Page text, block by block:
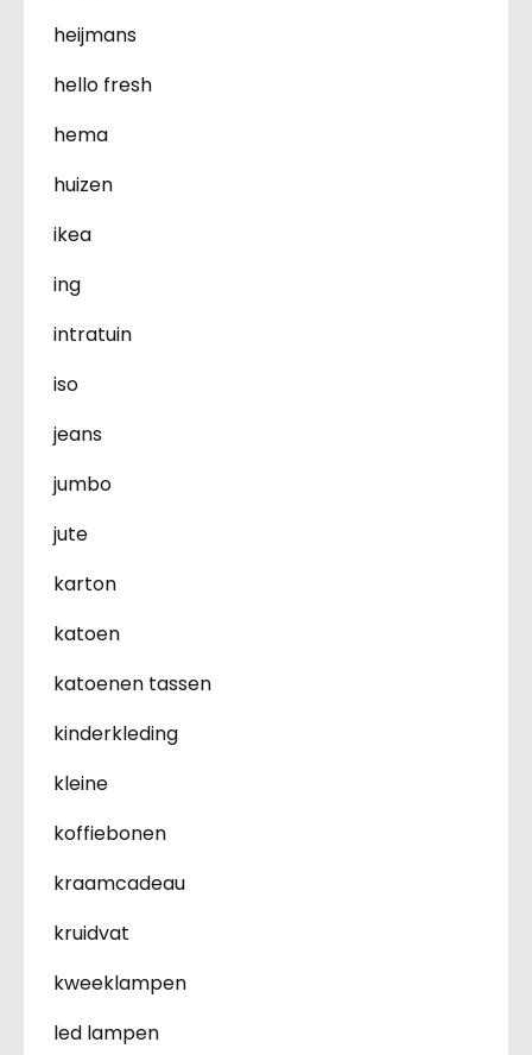
heijmans
hello fresh
hema
huizen
ikea
ing
intratuin
iso
jeans
jumbo
jute
karton
katoen
katoenen tassen
kinderkleding
kleine
koffiebonen
kraamcadeau
kruidvat
kweeklampen
led lampen